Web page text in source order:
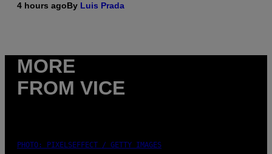
4 hours agoBy Luis Prada
MORE
FROM VICE
PHOTO: PIXELSEFFECT / GETTY IMAGES